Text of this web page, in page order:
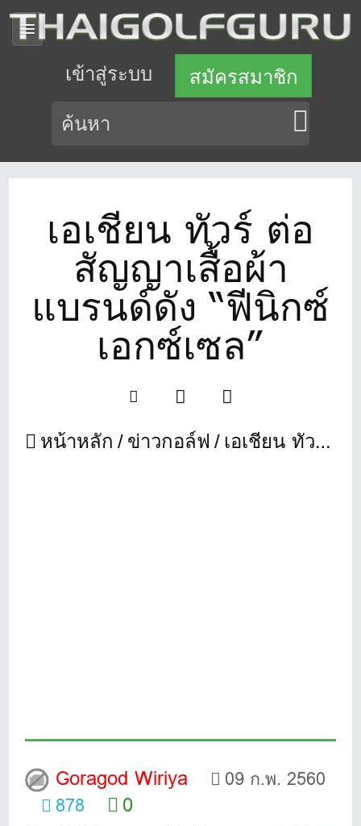
เข้าสู่ระบบ สมัครสมาชิก
เอเชียน ทัวร์ ต่อ
สัญญาเสื้อผ้า
แบรนด์ดัง “ฟีนิกซ์
เอกซ์เซล”
หน้าหลัก ข่าวกอล์ฟ เอเชียน ทัวร์ ต่อสัญญาเสื้อผ้าแบรนด์ดัง “ฟีนิกซ์ เอกซ์เซล”
Goragod Wiriya
09 ก.พ. 2560
878
0